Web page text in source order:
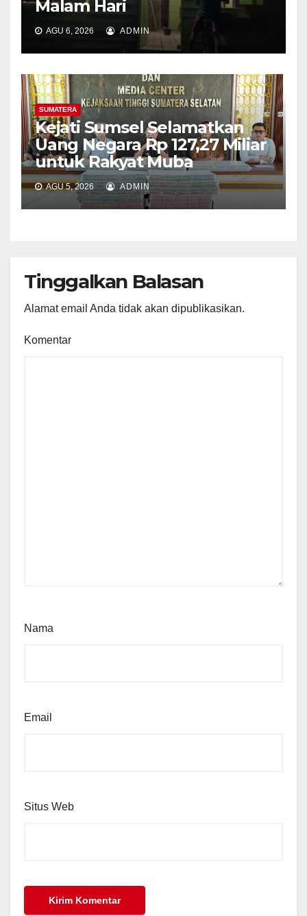
Malam Hari
AGU 6, 2026 ADMIN
SUMATERA
Kejati Sumsel Selamatkan
Uang Negara Rp 127,27 Miliar
untuk Rakyat Muba
AGU 5, 2026 ADMIN
Tinggalkan Balasan
Alamat email Anda tidak akan dipublikasikan.
Komentar
Nama
Email
Situs Web